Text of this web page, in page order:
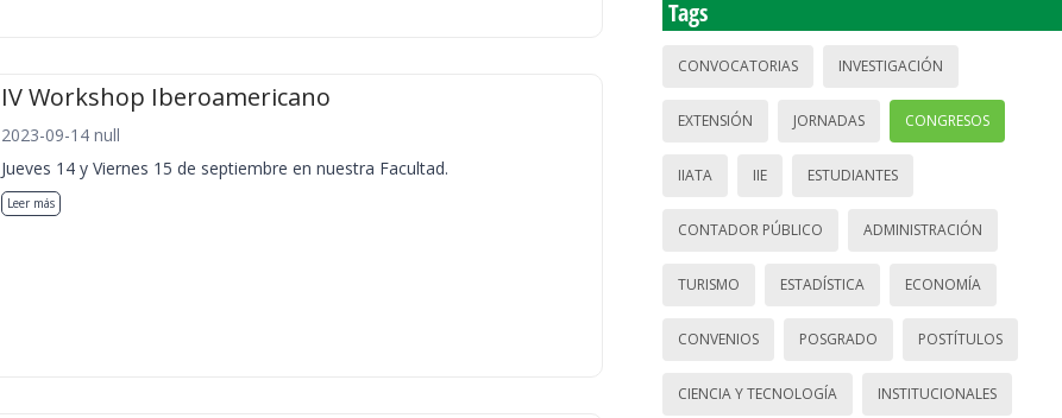
IV Workshop Iberoamericano
2023-09-14 null
Jueves 14 y Viernes 15 de septiembre en nuestra Facultad.
Leer más
Tags
CONVOCATORIAS INVESTIGACIÓN
EXTENSIÓN JORNADAS CONGRESOS
IIATA IIE ESTUDIANTES
CONTADOR PÚBLICO ADMINISTRACIÓN
TURISMO ESTADÍSTICA ECONOMÍA
CONVENIOS POSGRADO POSTÍTULOS
CIENCIA Y TECNOLOGÍA INSTITUCIONALES